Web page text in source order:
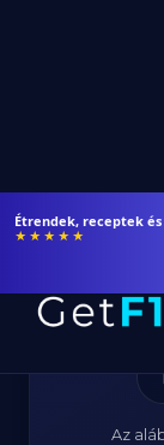
Étrendek, receptek
★★★★★
Az